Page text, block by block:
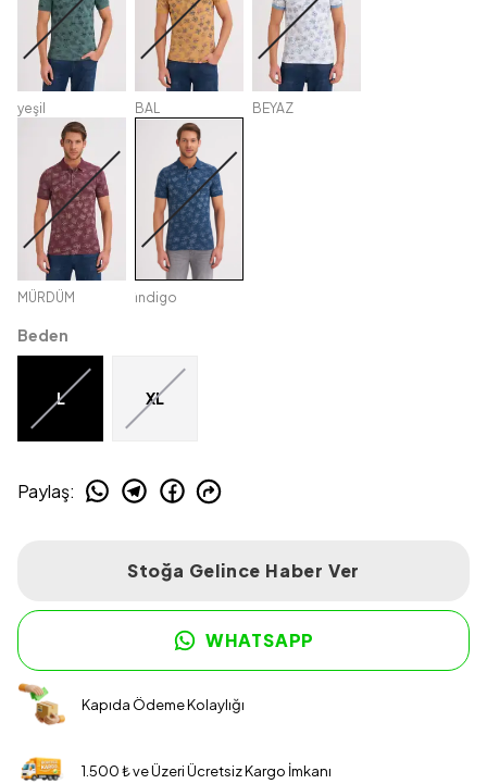
yeşil BAL BEYAZ
MÜRDÜM i̇ndigo
Beden
L XL
Paylaş:
Stoğa Gelince Haber Ver
WHATSAPP
Kapıda Ödeme Kolaylığı
1.500 ₺ ve Üzeri Ücretsiz Kargo İmkanı